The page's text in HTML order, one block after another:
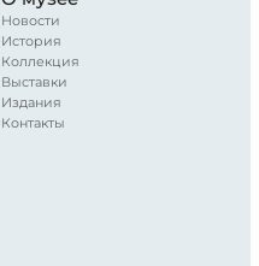
Новости
История
Коллекция
Выставки
Издания
Контакты